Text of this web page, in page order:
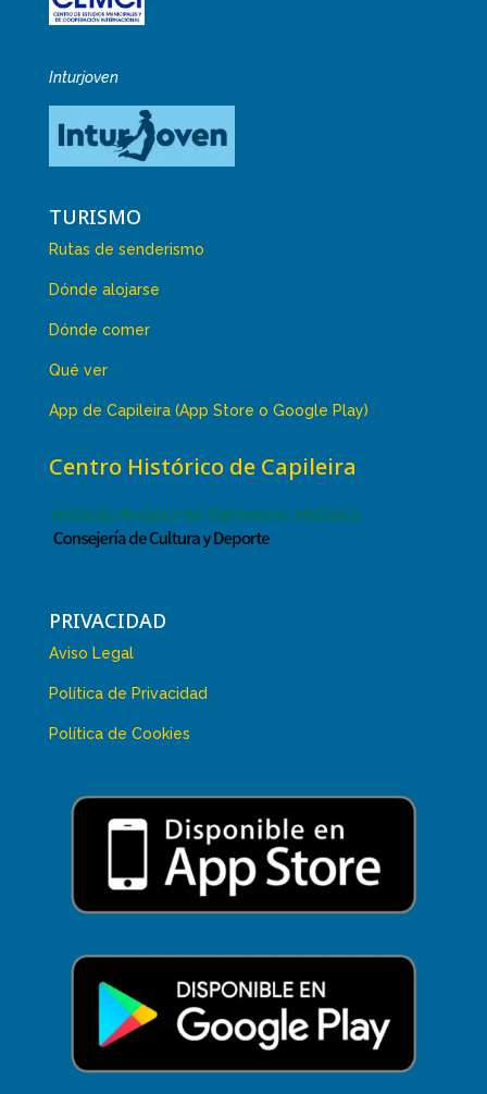
Inturjoven
TURISMO
Rutas de senderismo
Dónde alojarse
Dónde comer
Qué ver
App de Capileira (App Store o Google Play)
Centro Histórico de Capileira
PRIVACIDAD
Aviso Legal
Política de Privacidad
Política de Cookies